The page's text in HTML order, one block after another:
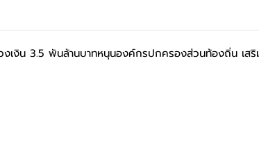
งเงิน 3.5 พันล้านบาทหนุนองค์กรปกครองส่วนท้องถิ่น เส